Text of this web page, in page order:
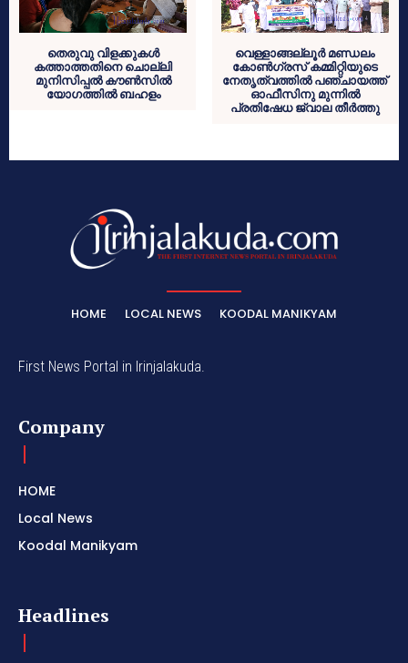
തെരുവു വിളക്കുകള്‍
കത്താത്തതിനെ ചൊല്ലി
മുനിസിപ്പല്‍ കൗണ്‍സില്‍
യോഗത്തില്‍ ബഹളം
വെള്ളാങ്ങല്ലൂര്‍ മണ്ഡലം
കോണ്‍ഗ്രസ് കമ്മിറ്റിയുടെ
നേതൃത്വത്തില്‍ പഞ്ചായത്ത്
ഓഫീസിനു മുന്നില്‍
പ്രതിഷേധ ജ്വാല തീര്‍ത്തു
HOME LOCAL NEWS KOODAL MANIKYAM
First News Portal in Irinjalakuda.
Company
HOME
Local News
Koodal Manikyam
Headlines